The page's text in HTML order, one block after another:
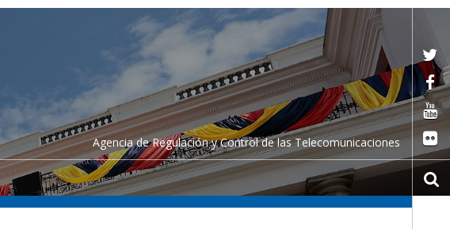
Agencia de Regulación y Control de las Telecomunicaciones